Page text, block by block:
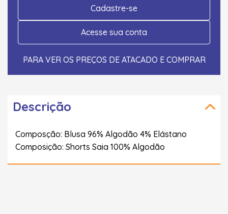
Cadastre-se
Acesse sua conta
PARA VER OS PREÇOS DE ATACADO E COMPRAR
Descrição
Composção: Blusa 96% Algodão 4% Elástano
Composição: Shorts Saia 100% Algodão